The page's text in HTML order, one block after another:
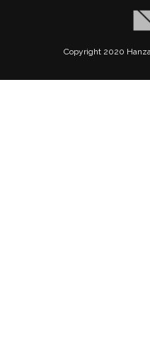
Copyright 2020